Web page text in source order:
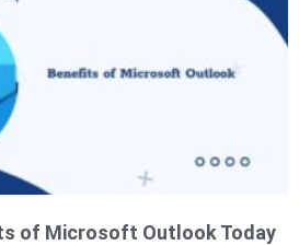
of Microsoft Outlook Today